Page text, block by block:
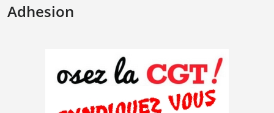
Adhesion